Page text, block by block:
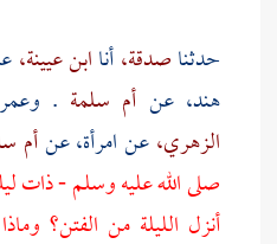
حدثناصدقة،أناابن عيينة،
هند،عن أم سلمة .
الزهري،عن امرأة، عنأم
صلى الله عليه وسلم - ذات
أنزل الليلة من الفتن؟